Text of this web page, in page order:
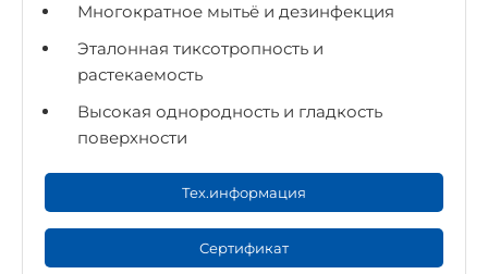
Многократное мытьё и дезинфекция
Эталонная тиксотропность и
растекаемость
Высокая однородность и гладкость
поверхности
Тех.информация
Сертификат